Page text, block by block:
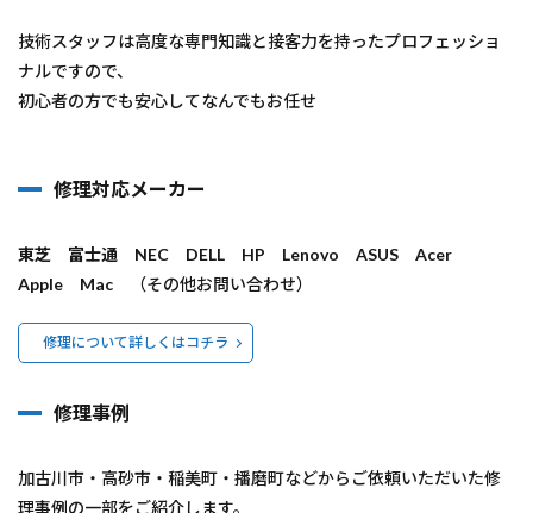
技術スタ​ッフは高度な専門知識と接客力を持ったプロフェッショ
ナルですので、
初心者の方でも安心してなんでもお任せ
修理対応メーカー
東芝 富士通 NEC DELL HP Lenovo ASUS
Acer
Apple
Mac （その他お問い合わせ）
修理について詳しくはコチラ
修理事例
加古川市・高砂市・稲美町・播磨町などからご依頼いただいた修
理事例の一部をご紹介します。